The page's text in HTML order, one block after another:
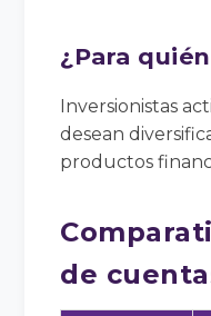
¿Para
Inversionistas
desean
productos
de